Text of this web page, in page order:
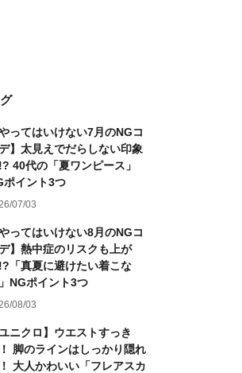
やってはいけない7月のNGコ
】太見えでだらしない印象
40代の「夏ワンピース」
ポイント3つ
07/03
やってはいけない8月のNGコ
】熱中症のリスクも上が
「真夏に避けたい着こな
NGポイント3つ
08/03
ユニクロ】ウエストすっき
脚のラインはしっかり隠れ
大人かわいい「フレアスカ